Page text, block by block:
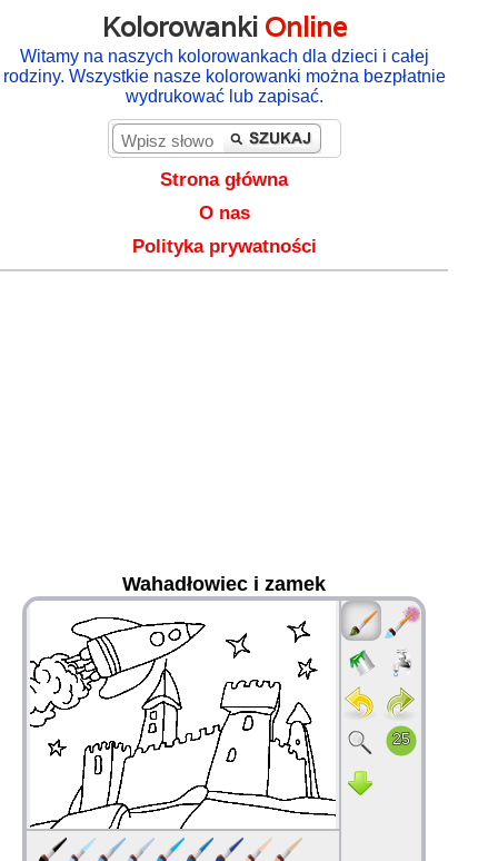
Kolorowanki Online
Witamy na naszych kolorowankach dla dzieci i całej
rodziny. Wszystkie nasze kolorowanki można bezpłatnie
wydrukować lub zapisać.
Strona główna
O nas
Polityka prywatności
Wahadłowiec i zamek